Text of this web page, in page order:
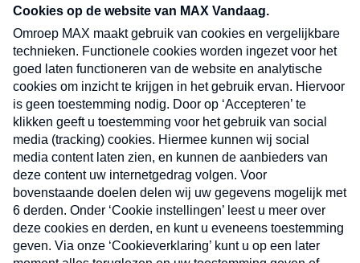
nieuwsbrief. Elke vrijdag- en dinsdagochtend in
uw mailbox.
Verzend
Nieuwsbrief
Neem hier een gratis abonnement op onze